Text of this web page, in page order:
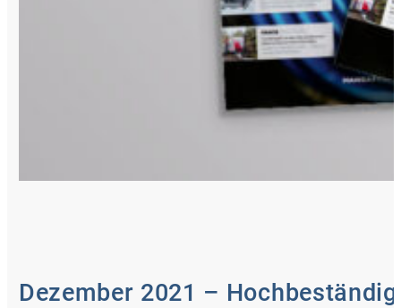
Dezember 2021 –